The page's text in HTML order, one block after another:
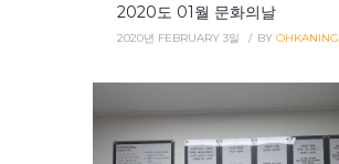
2020도 01월 문화의날
2020년 FEBRUARY 3일 BY OHKANING